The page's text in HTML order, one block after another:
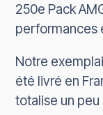
250e Pack
performances
Notre
été livré en
totalise un